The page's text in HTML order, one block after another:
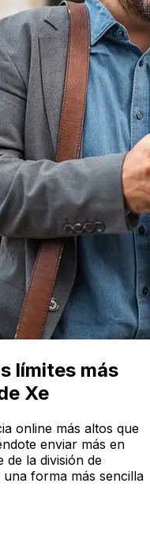
límites más
Xe
online más altos que
enviar más en
de la división de
forma más sencilla